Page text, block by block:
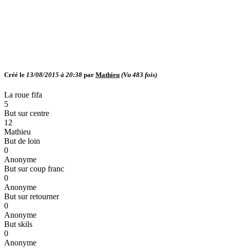
Créé le 13/08/2015 à 20:38 par Mathieu (Vu 483 fois)
La roue fifa
5
But sur centre
12
Mathieu
But de loin
0
Anonyme
But sur coup franc
0
Anonyme
But sur retourner
0
Anonyme
But skils
0
Anonyme